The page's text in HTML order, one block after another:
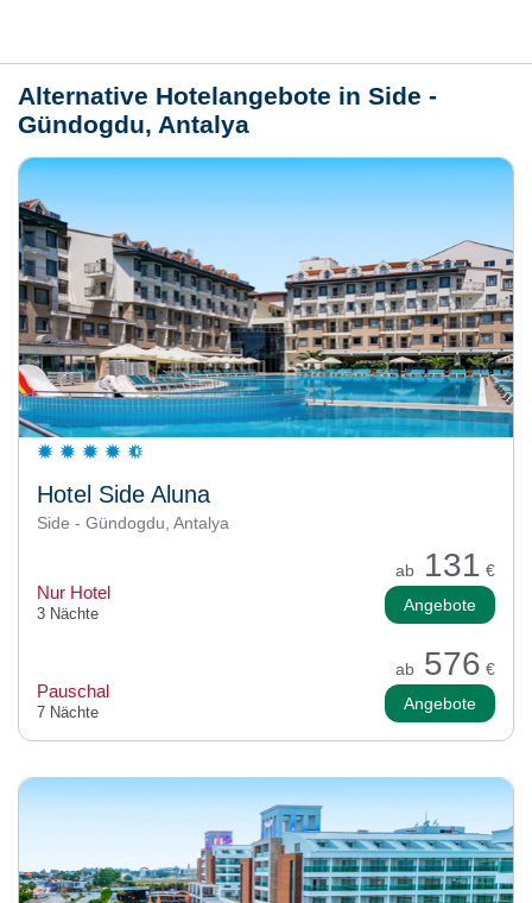
Alternative Hotelangebote in Side -
Gündogdu, Antalya
Hotel Side Aluna
Side - Gündogdu, Antalya
ab 131 €
Nur Hotel
3 Nächte Angebote
ab 576 €
Pauschal
7 Nächte Angebote